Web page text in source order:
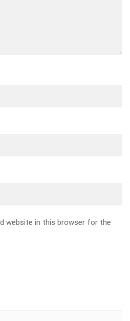
website in this browser for the